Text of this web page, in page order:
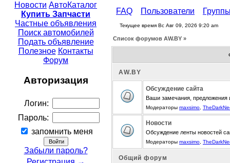
Новости АвтоКаталог
Купить Запчасти
Частные объявления
Поиск автомобилей
Подать объявление
Полезное Контакты
Форум
Авторизация
Логин:
Пароль:
запомнить меня
Забыли пароль?
FAQ Пользователи
Текущее время Вс Авг 09, 2026 9:20 am
Список форумов АW.BY »
АW.BY
Обсуждение сайта
Ваши замечания, предложения
Модераторы maxsimo
Новости
Обсуждение ленты новостей
Модераторы maxsimo
Общий форум